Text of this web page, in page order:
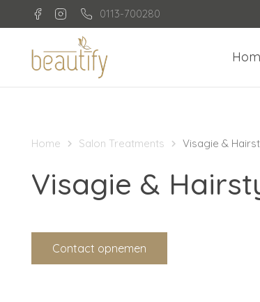
0113-700280
Home Salon Treatments Visagie &
Visagie &
Contact opnemen